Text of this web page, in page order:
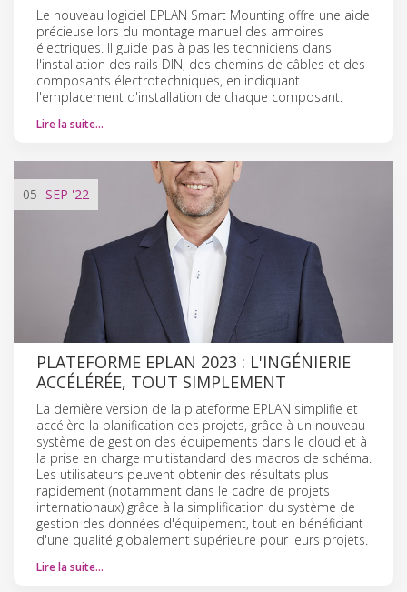
Le nouveau logiciel EPLAN Smart Mounting offre une aide
précieuse lors du montage manuel des armoires
électriques. Il guide pas à pas les techniciens dans
l'installation des rails DIN, des chemins de câbles et des
composants électrotechniques, en indiquant
l'emplacement d'installation de chaque composant.
Lire la suite…
05 SEP '22
PLATEFORME EPLAN 2023 : L'INGÉNIERIE
ACCÉLÉRÉE, TOUT SIMPLEMENT
La dernière version de la plateforme EPLAN simplifie et
accélère la planification des projets, grâce à un nouveau
système de gestion des équipements dans le cloud et à
la prise en charge multistandard des macros de schéma.
Les utilisateurs peuvent obtenir des résultats plus
rapidement (notamment dans le cadre de projets
internationaux) grâce à la simplification du système de
gestion des données d'équipement, tout en bénéficiant
d'une qualité globalement supérieure pour leurs projets.
Lire la suite…